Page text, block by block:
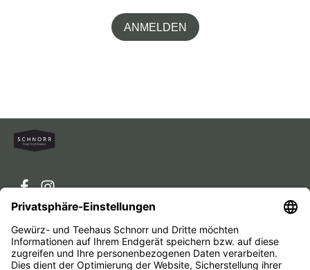
ANMELDEN
Service-Hotline
Service